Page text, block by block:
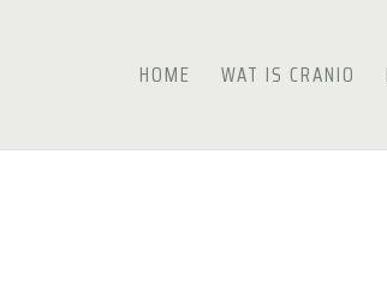
HOME WAT IS CRANIO